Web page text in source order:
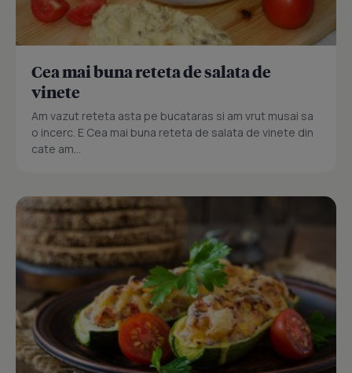
Cea mai buna reteta de salata de
vinete
Am vazut reteta asta pe bucataras si am vrut musai sa
o incerc. E Cea mai buna reteta de salata de vinete din
cate am...